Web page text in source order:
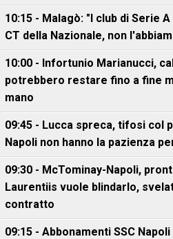
10:15 - Malagò: "I club di Serie
CT della Nazionale, non
10:00 - Infortunio Marianucci,
potrebbero restare fino a fine
mano
09:45 - Lucca spreca, tifosi col
Napoli non hanno la pazienza
09:30 - McTominay-Napoli,
Laurentiis vuole blindarlo,
contratto
09:15 - Abbonamenti SSC